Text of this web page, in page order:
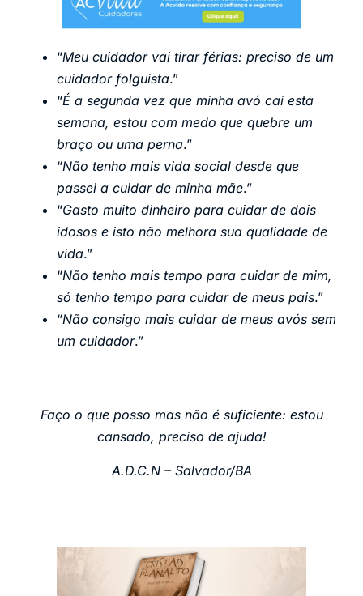
“Meu cuidador vai tirar férias: preciso de um
cuidador folguista.”
“É a segunda vez que minha avó cai esta
semana, estou com medo que quebre um
braço ou uma perna.”
“Não tenho mais vida social desde que
passei a cuidar de minha mãe.”
“Gasto muito dinheiro para cuidar de dois
idosos e isto não melhora sua qualidade de
vida.”
“Não tenho mais tempo para cuidar de mim,
só tenho tempo para cuidar de meus pais.”
“Não consigo mais cuidar de meus avós sem
um cuidador.”
Faço o que posso mas não é suficiente: estou
cansado, preciso de ajuda!
A.D.C.N – Salvador/BA